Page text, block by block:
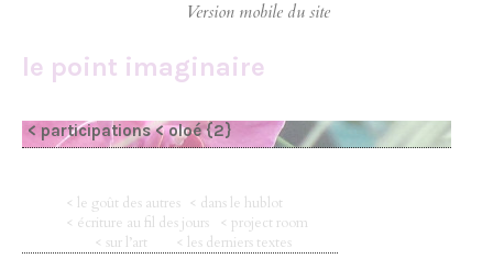
le point imaginaire
< participations < oloé {2}
< le goût des autres < dans le hublot
< écriture au fil des jours
< project room
< sur l’art
< les derniers textes